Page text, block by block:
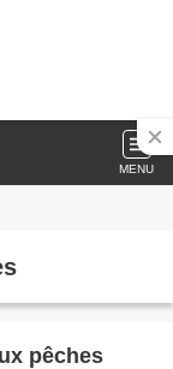
MENU
pêches